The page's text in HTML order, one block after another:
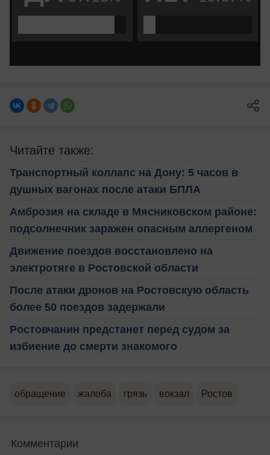
Читайте также:
Транспортный коллапс на Дону: 5 часов в
душных вагонах после атаки БПЛА
Амброзия на складе в Мясниковском районе:
подсолнечник заражен опасным аллергеном
Движение поездов восстановлено на
электротяге в Ростовской области
После атаки дронов на Ростовскую область
более 50 поездов задержали
Ростовчанин предстанет перед судом за
избиение до смерти знакомого
обращение жалоба грязь вокзал Ростов
Комментарии